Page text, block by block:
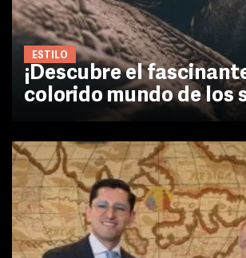
ESTILO
¡Descubre el
colorido mundo de los